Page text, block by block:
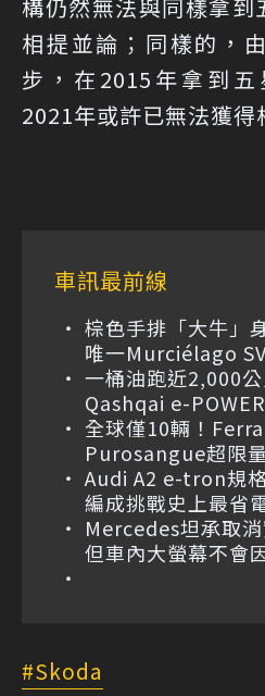
構仍然無法與同樣拿到
相提並論；同樣的，
步，在2015年拿到
2021年或許已無法獲得
車訊最前線
棕色手排「大牛」
唯一Murciélago
一桶油跑近2,000
Qashqai e-
全球僅10輛！
Purosangue超限
Audi A2 e-tron規
編成挑戰史上最省
Mercedes坦承取
但車內大螢幕不會
Skoda